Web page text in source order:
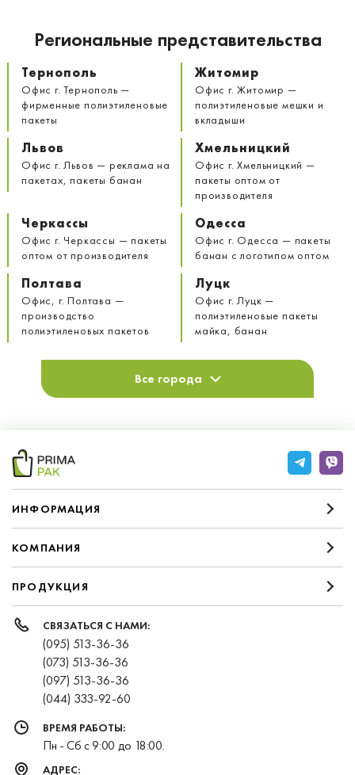
Региональные представительства
Тернополь
Офис г. Тернополь —
фирменные полиэтиленовые
пакеты
Житомир
Офис г. Житомир —
полиэтиленовые мешки и
вкладыши
Львов
Офис г. Львов — реклама на
пакетах, пакеты банан
Хмельницкий
Офис г. Хмельницкий —
пакеты оптом от
производителя
Черкассы
Офис г. Черкассы — пакеты
оптом от производителя
Одесса
Офис г. Одесса — пакеты
банан с логотипом оптом
Полтава
Офис, г. Полтава —
производство
полиэтиленовых пакетов
Луцк
Офис г. Луцк —
полиэтиленовые пакеты
майка, банан
Все города
ИНФОРМАЦИЯ
КОМПАНИЯ
ПРОДУКЦИЯ
СВЯЗАТЬСЯ С НАМИ:
(095) 513-36-36
(073) 513-36-36
(097) 513-36-36
(044) 333-92-60
ВРЕМЯ РАБОТЫ:
Пн - Сб с 9:00 до 18:00.
АДРЕС: